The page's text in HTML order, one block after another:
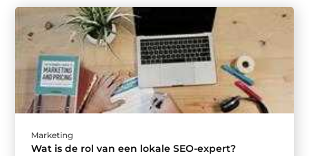
Marketing
Wat is de rol van een lokale SEO-expert?